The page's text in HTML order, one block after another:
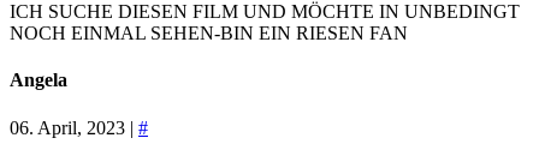
ICH SUCHE DIESEN FILM UND MÖCHTE IN UNBEDINGT
NOCH EINMAL SEHEN-BIN EIN RIESEN FAN
Angela
06. April, 2023 | #